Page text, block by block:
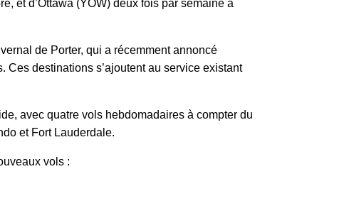
et d’Ottawa (YOW) deux fois par semaine à
de Porter, qui a récemment annoncé
Ces destinations s’ajoutent au service existant
avec quatre vols hebdomadaires à compter du
et Fort Lauderdale.
vols :